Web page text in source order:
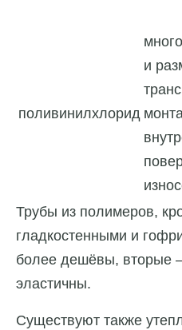
поливинилхлорид
и
Трубы из полимеров,
гладкостенными и
более дешёвы, вторые
эластичны.
Существуют также